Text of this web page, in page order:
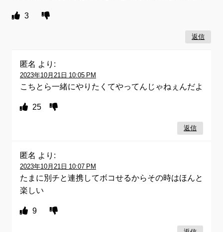
3
返信
匿名 より:
2023年10月21日 10:05 PM
こちとら一緒にやりたくてやってんじゃねぇんだよ
25
返信
匿名 より:
2023年10月21日 10:07 PM
たまに別チと連携してボコせるからその時はほんと
楽しい
9